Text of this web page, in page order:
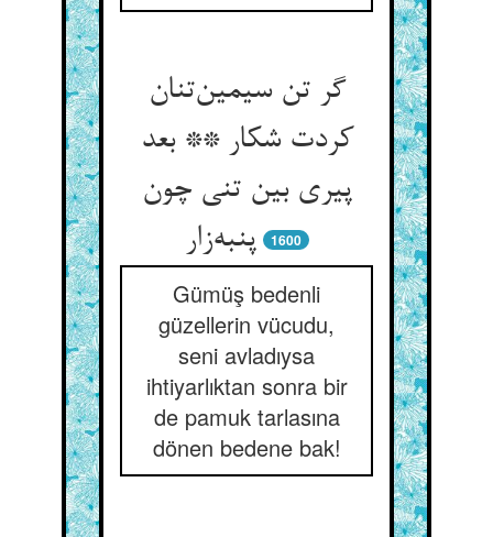
گر تن سیمین‌تنان
کردت شکار ** بعد
پیری بین تنی چون
پنبه‌زار
1600
Gümüş bedenli
güzellerin vücudu,
seni avladıysa
ihtiyarlıktan sonra bir
de pamuk tarlasına
dönen bedene bak!